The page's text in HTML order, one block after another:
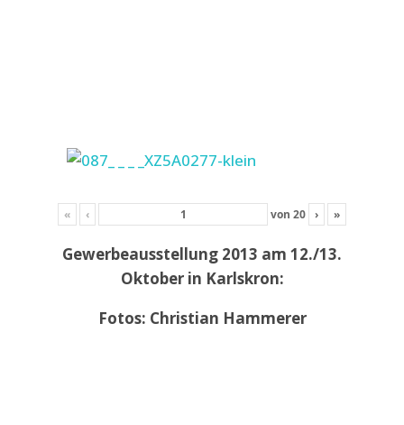
« ‹ von 20 › »
Gewerbeausstellung 2013 am 12./13.
Oktober in Karlskron:
Fotos: Christian Hammerer